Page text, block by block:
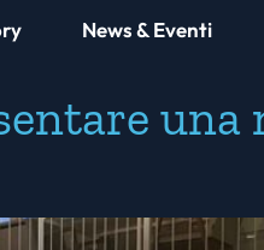
News & Eventi
una